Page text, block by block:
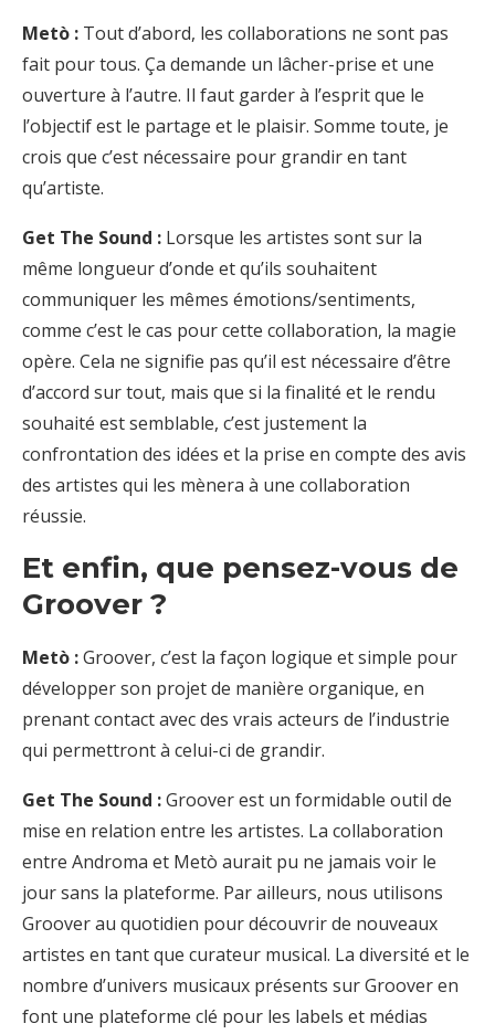
Metò : Tout d’abord, les collaborations ne sont pas
fait pour tous. Ça demande un lâcher-prise et une
ouverture à l’autre. Il faut garder à l’esprit que le
l’objectif est le partage et le plaisir. Somme toute, je
crois que c’est nécessaire pour grandir en tant
qu’artiste.
Get The Sound : Lorsque les artistes sont sur la
même longueur d’onde et qu’ils souhaitent
communiquer les mêmes émotions/sentiments,
comme c’est le cas pour cette collaboration, la magie
opère. Cela ne signifie pas qu’il est nécessaire d’être
d’accord sur tout, mais que si la finalité et le rendu
souhaité est semblable, c’est justement la
confrontation des idées et la prise en compte des avis
des artistes qui les mènera à une collaboration
réussie.
Et enfin, que pensez-vous de
Groover ?
Metò :Groover, c’est la façon logique et simple pour
développer son projet de manière organique, en
prenant contact avec des vrais acteurs de l’industrie
qui permettront à celui-ci de grandir.
Get The Sound :Groover est un formidable outil de
mise en relation entre les artistes. La collaboration
entre Androma et Metò aurait pu ne jamais voir le
jour sans la plateforme. Par ailleurs, nous utilisons
Groover au quotidien pour découvrir de nouveaux
artistes en tant que curateur musical. La diversité et le
nombre d’univers musicaux présents sur Groover en
font une plateforme clé pour les labels et médias